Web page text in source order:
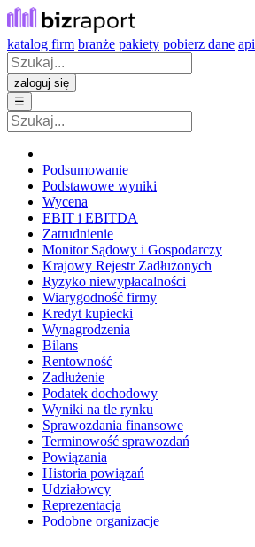
katalog firm branże pakiety pobierz dane api
zaloguj się
☰
Podsumowanie
Podstawowe wyniki
Wycena
EBIT i EBITDA
Zatrudnienie
Monitor Sądowy i Gospodarczy
Krajowy Rejestr Zadłużonych
Ryzyko niewypłacalności
Wiarygodność firmy
Kredyt kupiecki
Wynagrodzenia
Bilans
Rentowność
Zadłużenie
Podatek dochodowy
Wyniki na tle rynku
Sprawozdania finansowe
Terminowość sprawozdań
Powiązania
Historia powiązań
Udziałowcy
Reprezentacja
Podobne organizacje